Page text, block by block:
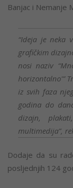
Banjac i Nemanje
“Ideja je neka
grafičkim
nosi naziv
horizontalno'”
iz svih faza
godina do
dizajn,
multimedija”,
Dodaje da su
posljednjih 124